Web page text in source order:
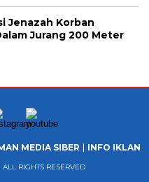
Jenazah Korban
Jurang 200 Meter
MEDIA SIBER INFO IKLAN
RIGHTS RESERVED